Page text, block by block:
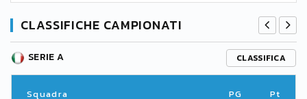
CLASSIFICHE CAMPIONATI
SERIE A CLASSIFICA
Squadra PG Pt